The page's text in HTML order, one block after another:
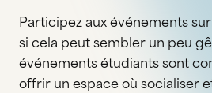
Participez aux événements
si cela peut sembler un peu
événements étudiants sont
offrir un espace où socialiser